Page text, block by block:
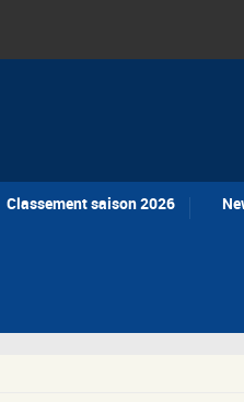
Classement saison 2026